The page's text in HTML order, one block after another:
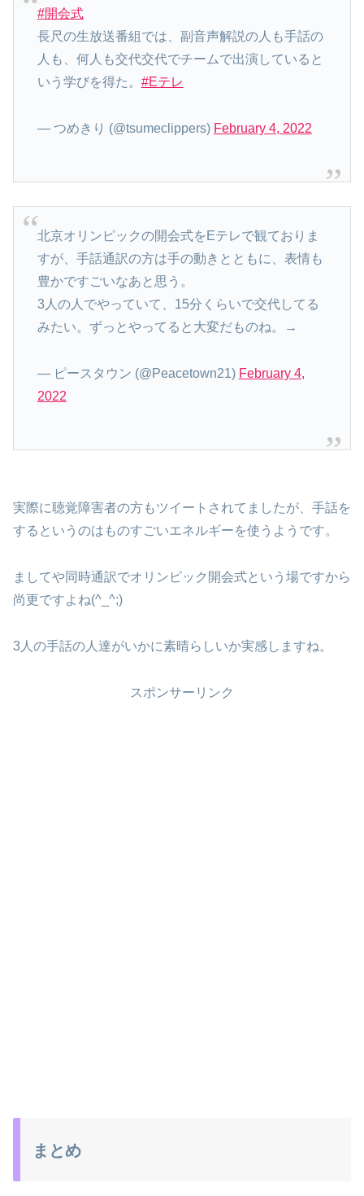
#開会式
長尺の生放送番組では、副音声解説の人も手話の
人も、何人も交代交代でチームで出演していると
いう学びを得た。 #Eテレ
— つめきり (@tsumeclippers) February 4, 2022
北京オリンピックの開会式をEテレで観ておりま
すが、手話通訳の方は手の動きとともに、表情も
豊かですごいなあと思う。
3人の人でやっていて、15分くらいで交代してる
みたい。ずっとやってると大変だものね。→
— ピースタウン (@Peacetown21) February 4,
2022
実際に聴覚障害者の方もツイートされてましたが、手話を
するというのはものすごいエネルギーを使うようです。
ましてや同時通訳でオリンピック開会式という場ですから
尚更ですよね(^_^;)
3人の手話の人達がいかに素晴らしいか実感しますね。
スポンサーリンク
まとめ